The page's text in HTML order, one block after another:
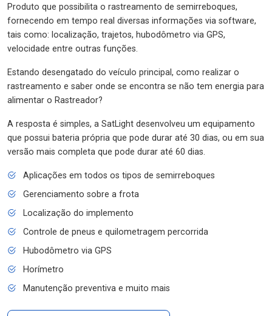
Produto que possibilita o rastreamento de semirreboques,
fornecendo em tempo real diversas informações via software,
tais como: localização, trajetos, hubodômetro via GPS,
velocidade entre outras funções.
Estando desengatado do veículo principal, como realizar o
rastreamento e saber onde se encontra se não tem energia para
alimentar o Rastreador?
A resposta é simples, a SatLight desenvolveu um equipamento
que possui bateria própria que pode durar até 30 dias, ou em sua
versão mais completa que pode durar até 60 dias.
Aplicações em todos os tipos de semirreboques
Gerenciamento sobre a frota
Localização do implemento
Controle de pneus e quilometragem percorrida
Hubodômetro via GPS
Horímetro
Manutenção preventiva e muito mais